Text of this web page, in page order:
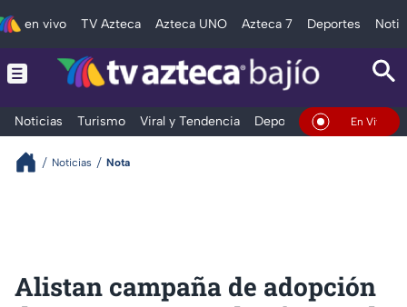
en vivo TV Azteca Azteca UNO Azteca 7 Deportes
Noticias Turismo Viral y Tendencia Deportes Espectáculos
En Vivo
Noticias Nota
Alistan campaña de adopción